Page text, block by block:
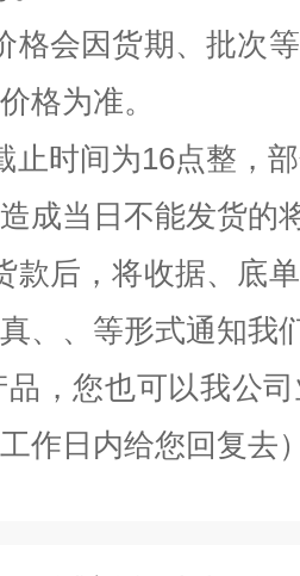
格会因货期、批次
格为准。
止时间为16点整，
成当日不能发货的
款后，将收据、底
、、等形式通知我
，您也可以我公
作日内给您回复去